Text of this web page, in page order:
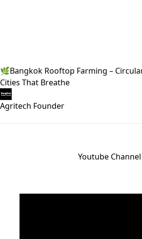
🌿Bangkok Rooftop Farming –
Cities That Breathe
Agritech Founder
Youtube Channel